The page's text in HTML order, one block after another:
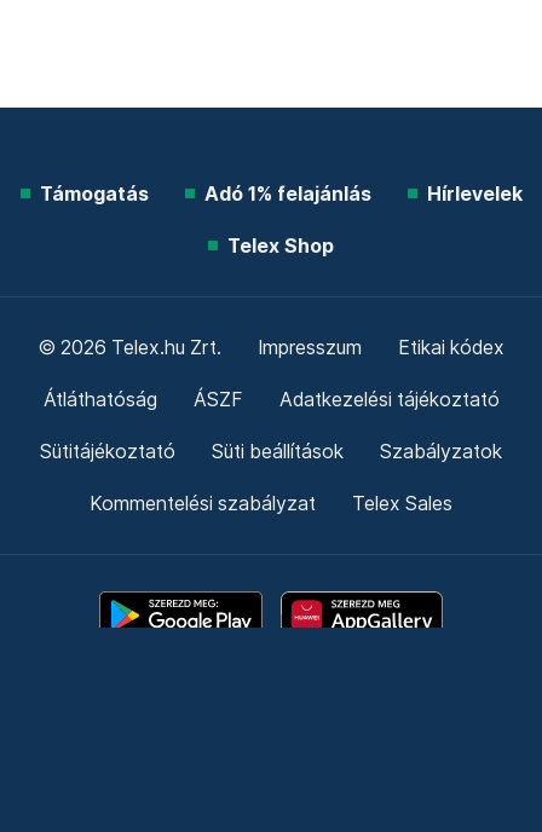
Támogatás Adó 1% felajánlás Hírlevelek
Telex Shop
© 2026 Telex.hu Zrt. Impresszum Etikai kódex
Átláthatóság ÁSZF Adatkezelési tájékoztató
Sütitájékoztató Süti beállítások Szabályzatok
Kommentelési szabályzat Telex Sales